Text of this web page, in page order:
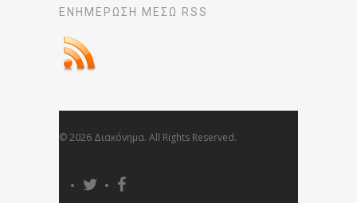
ΕΝΗΜΈΡΩΣΉ ΜΕΣΩ RSS
© 2026 Διακόνημα. All Rights Reserved.